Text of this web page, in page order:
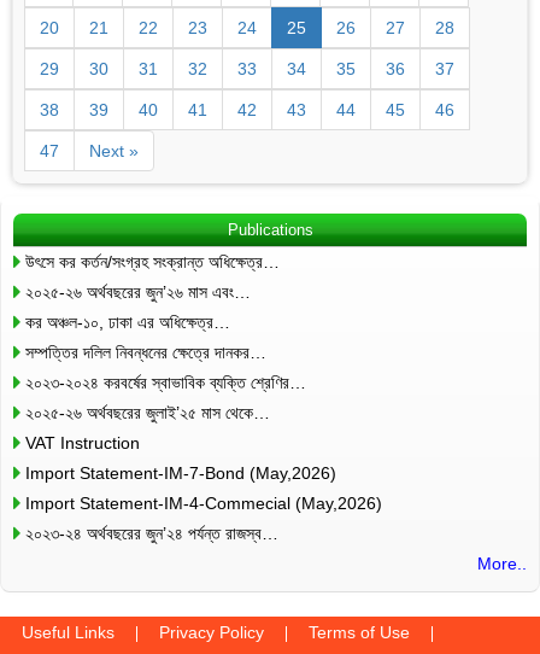
20 21 22 23 24 25 26 27 28
29 30 31 32 33 34 35 36 37
38 39 40 41 42 43 44 45 46
47 Next »
Publications
উৎসে কর কর্তন/সংগ্রহ সংক্রান্ত অধিক্ষেত্র…
২০২৫-২৬ অর্থবছরের জুন’২৬ মাস এবং…
কর অঞ্চল-১০, ঢাকা এর অধিক্ষেত্র…
সম্পত্তির দলিল নিবন্ধনের ক্ষেত্রে দানকর…
২০২৩-২০২৪ করবর্ষের স্বাভাবিক ব্যক্তি শ্রেণির…
২০২৫-২৬ অর্থবছরের জুলাই’২৫ মাস থেকে…
VAT Instruction
Import Statement-IM-7-Bond (May,2026)
Import Statement-IM-4-Commecial (May,2026)
২০২৩-২৪ অর্থবছরের জুন’২৪ পর্যন্ত রাজস্ব…
More..
Useful Links Privacy Policy Terms of Use